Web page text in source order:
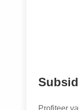
Profiteer